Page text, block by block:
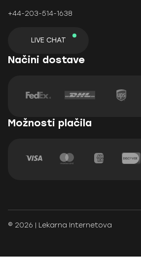
+44-203-514-1638
LIVE CHAT
Načini dostave
Možnosti plačila
© 2026 | Lekarna Internetova